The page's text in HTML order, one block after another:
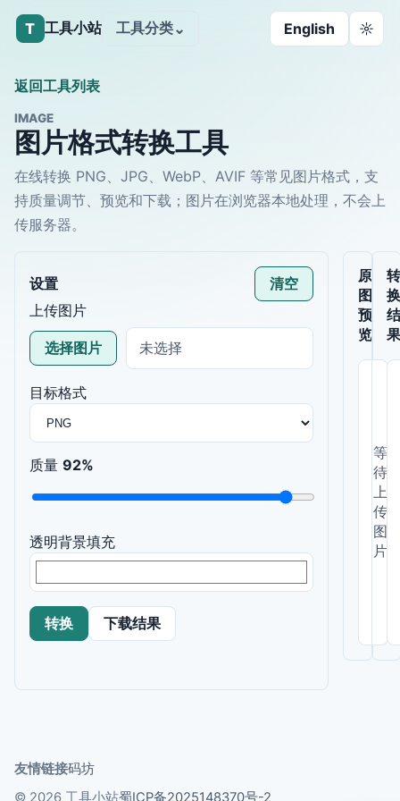
T 工具小站 工具分类⌄ English ☼
返回工具列表
IMAGE
图片格式转换工具
在线转换 PNG、JPG、WebP、AVIF 等常见图片格式，支
持质量调节、预览和下载；图片在浏览器本地处理，不会上
传服务器。
设置
清空
上传图片
选择图片 未选择
目标格式
质量 92%
透明背景填充
转换 下载结果
原
图
预
览
等
待
上
传
图
片
转
换
结
果
友情链接码坊
© 2026 工具小站蜀ICP备2025148370号-2